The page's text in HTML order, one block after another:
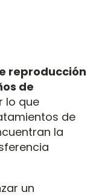
reproducción
de
lo que
de
la
un